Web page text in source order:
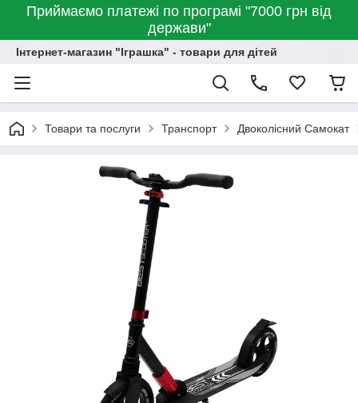
Приймаємо платежі по програмі "7000 грн від
держави"
Інтернет-магазин "Іграшка" - товари для дітей
Товари та послуги Транспорт Двоколісний Самокат